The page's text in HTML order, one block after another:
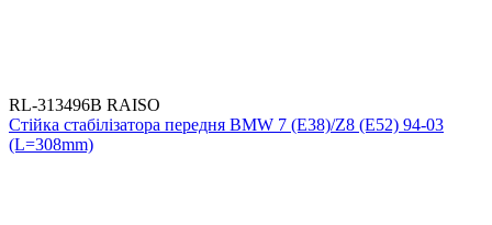
RL-313496B RAISO
Стійка стабілізатора передня BMW 7 (E38)/Z8 (E52) 94-03
(L=308mm)